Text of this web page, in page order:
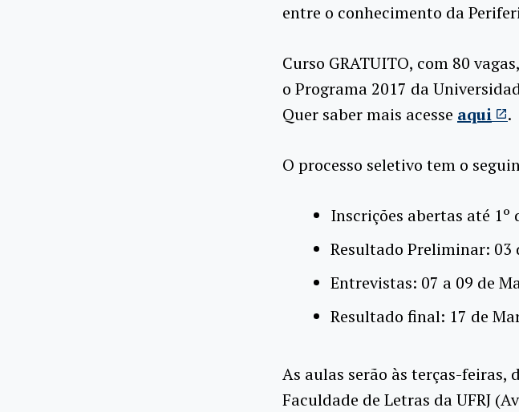
entre o conhecimento da
Curso GRATUITO, com 80
o Programa 2017 da
Quer saber mais acesse aqui .
O processo seletivo tem o
Inscrições abertas até 1º
Resultado Preliminar: 03
Entrevistas: 07 a 09 de
Resultado final: 17 de
As aulas serão às terças-feiras,
Faculdade de Letras da UFRJ